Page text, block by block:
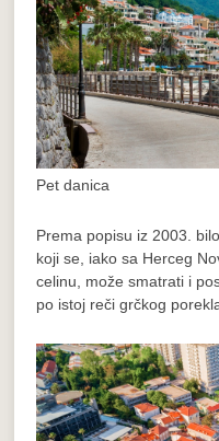
Pet danica
Prema popisu iz 2003.
koji se, iako sa Herceg
celinu, može smatrati i
po istoj reči grčkog